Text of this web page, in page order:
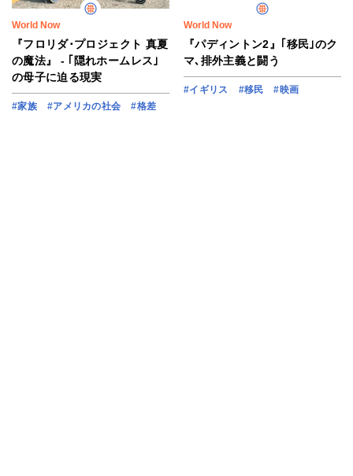
World Now
『フロリダ･プロジェクト 真夏
の魔法』 - ｢隠れホームレス｣
の母子に迫る現実
#家族 #アメリカの社会 #格差
World Now
『パディントン2』｢移民｣のク
マ､排外主義と闘う
#イギリス #移民 #映画